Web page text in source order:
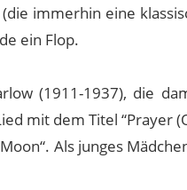
immerhin eine
ein Flop.
(1911-1937), die
mit dem Titel “Prayer
Als junges